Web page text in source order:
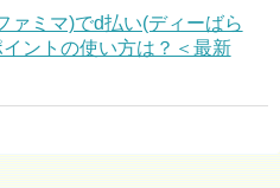
ァミマ)でd払い(ディーばら
ントの使い方は？＜最新